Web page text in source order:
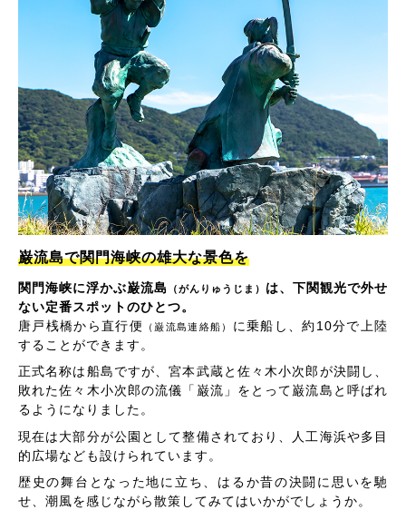
巌流島で関門海峡の雄大な景色を
関門海峡に浮かぶ巌流島 （がんりゅうじま） は、下関観光で外せ
ない定番スポットのひとつ。
唐戸桟橋から直行便
（巌流島連絡船）
に乗船し、約10分で上陸
することができます。
正式名称は船島ですが、宮本武蔵と佐々木小次郎が決闘し、
敗れた佐々木小次郎の流儀「巌流」をとって巌流島と呼ばれ
るようになりました。
現在は大部分が公園として整備されており、人工海浜や多目
的広場なども設けられています。
歴史の舞台となった地に立ち、はるか昔の決闘に思いを馳
せ、潮風を感じながら散策してみてはいかがでしょうか。